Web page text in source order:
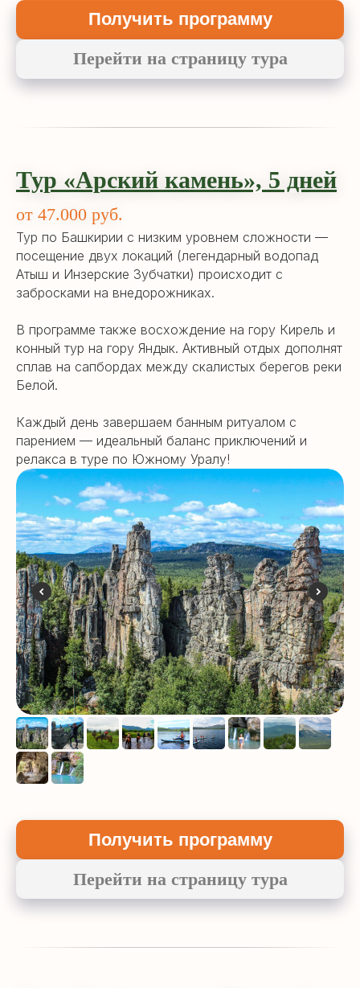
Получить программу
Перейти на страницу тура
Тур «Арский камень», 5 дней
от 47.000 руб.
Тур по Башкирии с низким уровнем сложности —
посещение двух локаций (легендарный водопад
Атыш и Инзерские Зубчатки) происходит с
забросками на внедорожниках.
В программе также восхождение на гору Кирель и
конный тур на гору Яндык. Активный отдых дополнят
сплав на сапбордах между скалистых берегов реки
Белой.
Каждый день завершаем банным ритуалом с
парением — идеальный баланс приключений и
релакса в туре по Южному Уралу!
Получить программу
Перейти на страницу тура